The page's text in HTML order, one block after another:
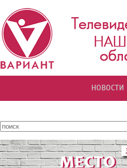
НОВОСТИ